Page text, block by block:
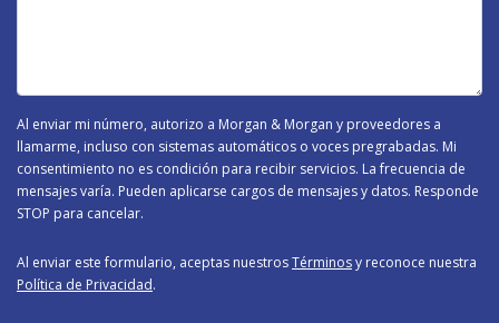
Al enviar mi número, autorizo a Morgan & Morgan y proveedores a
llamarme, incluso con sistemas automáticos o voces pregrabadas. Mi
consentimiento no es condición para recibir servicios. La frecuencia de
mensajes varía. Pueden aplicarse cargos de mensajes y datos. Responde
STOP para cancelar.
Al enviar este formulario, aceptas nuestrosTérminosy reconoce nuestra
Política de Privacidad.